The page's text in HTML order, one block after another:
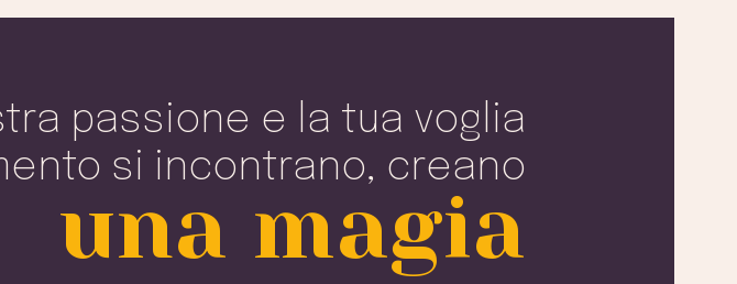
passione e la tua voglia
si incontrano, creano
una magia